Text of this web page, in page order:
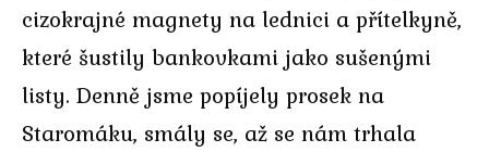
cizokrajné magnety na lednici a přítelkyně,
které šustily bankovkami jako sušenými
listy. Denně jsme popíjely prosek na
Staromáku, smály se, až se nám trhala